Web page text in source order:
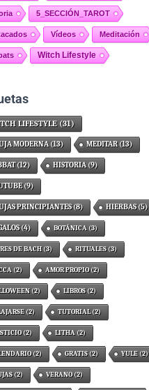
5_SECCIÓN_TAROT
Vídeos Meditación
Witch Lifestyle
LIFESTYLE(31)
MODERNA(13) MEDITAR(13)
(12) HISTORIA(9)
(9)
PRINCIPIANTES(8) HIERBAS(5)
(4) BOTÁNICA(3)
DE BACH(3) RITUALES(3)
(2) AMOR PROPIO(2)
(2) LIBROS(2)
(2) TUTORIAL(2)
(2) LITHA(2)
(2) GRATIS(2) YULE(2)
(2) VERANO(2)